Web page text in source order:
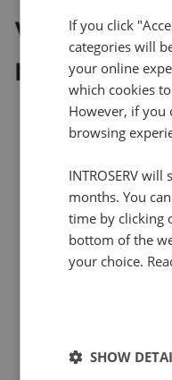
El cliente
servicio.
mediante los
Si los datos son
Si se encuentran
solicitando:
Un documento
Una recarga de
de una cuenta de
Documentos
del registro
Se anima al
para agilizar el
If you click
categories will
your online
which cookies
However, if you
browsing
INTROSERV
months. You
time by clicking
bottom of the
your choice.
SHOW